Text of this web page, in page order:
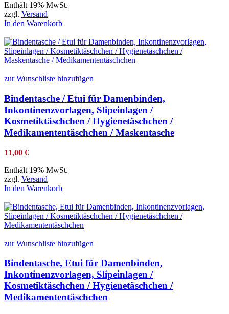
Enthält 19% MwSt.
zzgl. Versand
In den Warenkorb
zur Wunschliste hinzufügen
Bindentasche / Etui für Damenbinden,
Inkontinenzvorlagen, Slipeinlagen /
Kosmetiktäschchen / Hygienetäschchen /
Medikamententäschchen / Maskentasche
11,00 €
Enthält 19% MwSt.
zzgl. Versand
In den Warenkorb
zur Wunschliste hinzufügen
Bindentasche, Etui für Damenbinden,
Inkontinenzvorlagen, Slipeinlagen /
Kosmetiktäschchen / Hygienetäschchen /
Medikamententäschchen